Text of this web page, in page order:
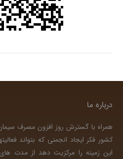
درباره ما
همراه با گسترش روز افزون مصرف
کشور فکر ایجاد انجمنی که بتواند
این زمینه را مرکزیت دهد از مدت